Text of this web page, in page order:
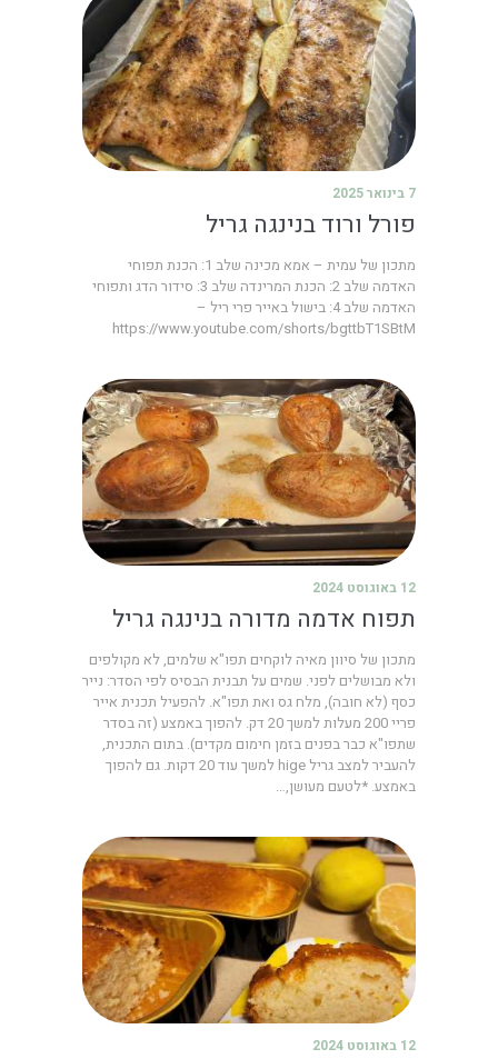
7 בינואר 2025
פורל ורוד בנינגה גריל
מתכון של עמית – אמא מכינה שלב 1: הכנת תפוחי
האדמה שלב 2: הכנת המרינדה שלב 3: סידור הדג ותפוחי
האדמה שלב 4: בישול באייר פרי ריל –
https://www.youtube.com/shorts/bgttbT1SBtM
12 באוגוסט 2024
תפוח אדמה מדורה בנינגה גריל
מתכון של סיוון מאיה לוקחים תפו"א שלמים, לא מקולפים
ולא מבושלים לפני. שמים על תבנית הבסיס לפי הסדר: נייר
כסף (לא חובה), מלח גס ואת תפו"א. להפעיל תכנית אייר
פריי 200 מעלות למשך 20 דק. להפוך באמצע (זה בסדר
שתפו"א כבר בפנים בזמן חימום מקדים). בתום התכנית,
להעביר למצב גריל hige למשך עוד 20 דקות. גם להפוך
באמצע. *לטעם מעושן,…
12 באוגוסט 2024